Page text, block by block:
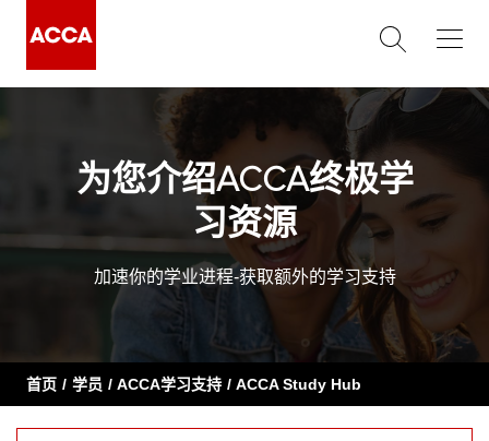
为您介绍ACCA终极学
习资源
加速你的学业进程-获取额外的学习支持
首页 学员 ACCA学习支持 ACCA Study Hub